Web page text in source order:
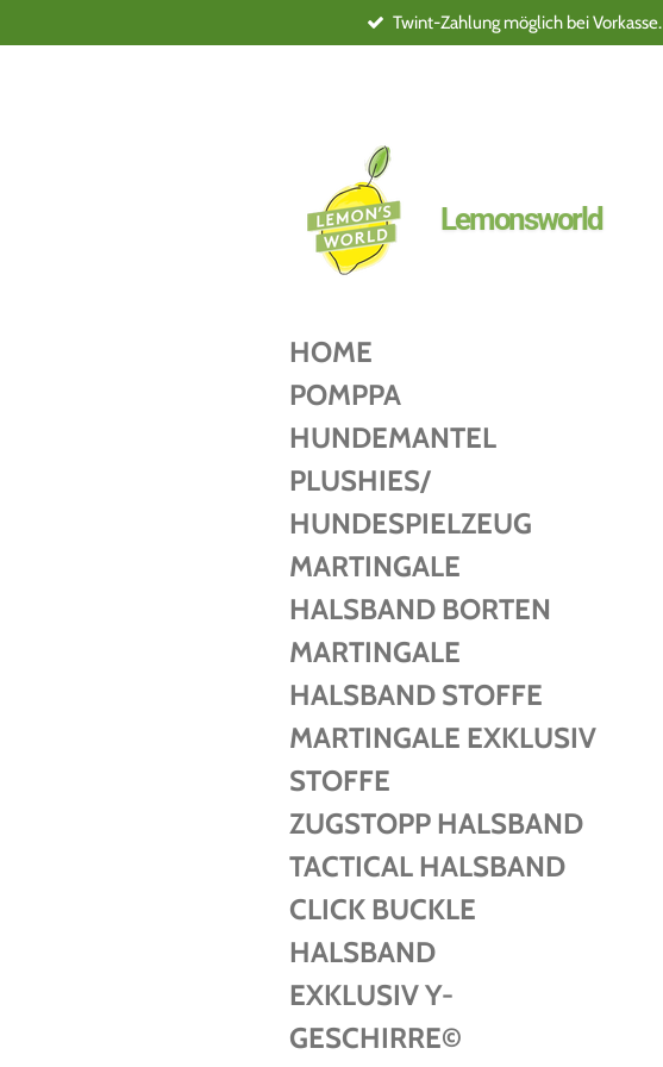
Hauptinhalt
Twint-Zahlung möglich bei Vorkasse.
Lemonsworld
HOME
POMPPA
HUNDEMANTEL
PLUSHIES/
HUNDESPIELZEUG
MARTINGALE
HALSBAND BORTEN
MARTINGALE
HALSBAND STOFFE
MARTINGALE EXKLUSIV
STOFFE
ZUGSTOPP HALSBAND
TACTICAL HALSBAND
CLICK BUCKLE
HALSBAND
EXKLUSIV Y-
GESCHIRRE©️